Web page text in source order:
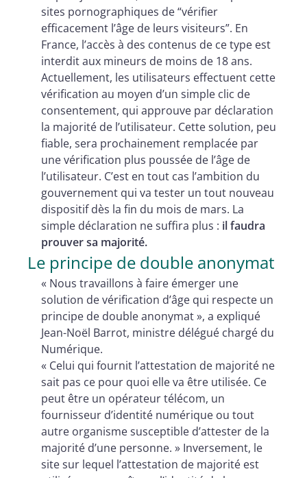
sites pornographiques de “vérifier
efficacement l’âge de leurs visiteurs”. En
France, l’accès à des contenus de ce type est
interdit aux mineurs de moins de 18 ans.
Actuellement, les utilisateurs effectuent cette
vérification au moyen d’un simple clic de
consentement, qui approuve par déclaration
la majorité de l’utilisateur. Cette solution, peu
fiable, sera prochainement remplacée par
une vérification plus poussée de l’âge de
l’utilisateur. C’est en tout cas l’ambition du
gouvernement qui va tester un tout nouveau
dispositif dès la fin du mois de mars. La
simple déclaration ne suffira plus : il faudra
prouver sa majorité.
Le principe de double anonymat
« Nous travaillons à faire émerger une
solution de vérification d’âge qui respecte un
principe de double anonymat », a expliqué
Jean-Noël Barrot, ministre délégué chargé du
Numérique.
« Celui qui fournit l’attestation de majorité ne
sait pas ce pour quoi elle va être utilisée. Ce
peut être un opérateur télécom, un
fournisseur d’identité numérique ou tout
autre organisme susceptible d’attester de la
majorité d’une personne. » Inversement, le
site sur lequel l’attestation de majorité est